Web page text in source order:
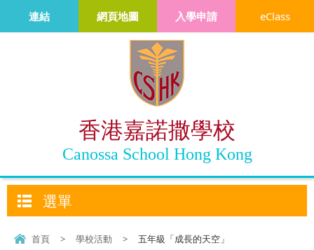
香港嘉諾撒學校
Canossa School Hong Kong
連結 網頁地圖 入學申請 eClass
選單
首頁 > 學校活動 > 五年級「成長的天空」